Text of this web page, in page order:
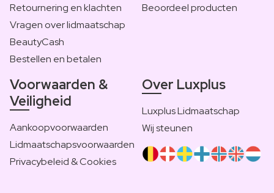
Retournering en klachten
Vragen over lidmaatschap
BeautyCash
Bestellen en betalen
Beoordeel producten
Voorwaarden &
Veiligheid
Aankoopvoorwaarden
Lidmaatschapsvoorwaarden
Privacybeleid & Cookies
Over Luxplus
Luxplus Lidmaatschap
Wij steunen